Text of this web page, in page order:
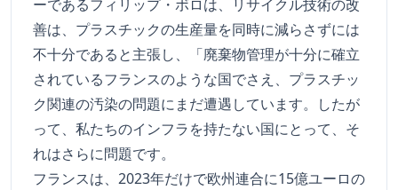
ーであるフィリップ・ボロは、リサイクル技術の改
善は、プラスチックの生産量を同時に減らさずには
不十分であると主張し、「廃棄物管理が十分に確立
されているフランスのような国でさえ、プラスチッ
ク関連の汚染の問題にまだ遭遇しています。したが
って、私たちのインフラを持たない国にとって、そ
れはさらに問題です。
フランスは、2023年だけで欧州連合に15億ユーロの